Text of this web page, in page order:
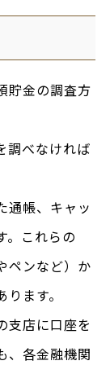
貯金の調査方
調べなければ
通帳、キャッ
。これらの
ペンなど）か
ます。
支店に口座を
、各金融機関